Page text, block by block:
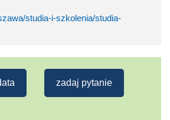
studia-i-szkolenia/studia-
zadaj pytanie